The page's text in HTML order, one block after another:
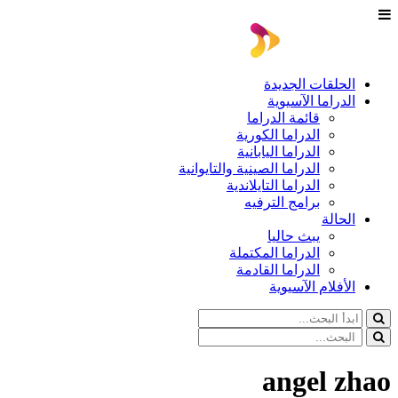
الحلقات الجديدة
الدراما الآسيوية
قائمة الدراما
الدراما الكورية
الدراما اليابانية
الدراما الصينية والتايوانية
الدراما التايلاندية
برامج الترفيه
الحالة
يبث حاليا
الدراما المكتملة
الدراما القادمة
الأفلام الآسيوية
angel zhao